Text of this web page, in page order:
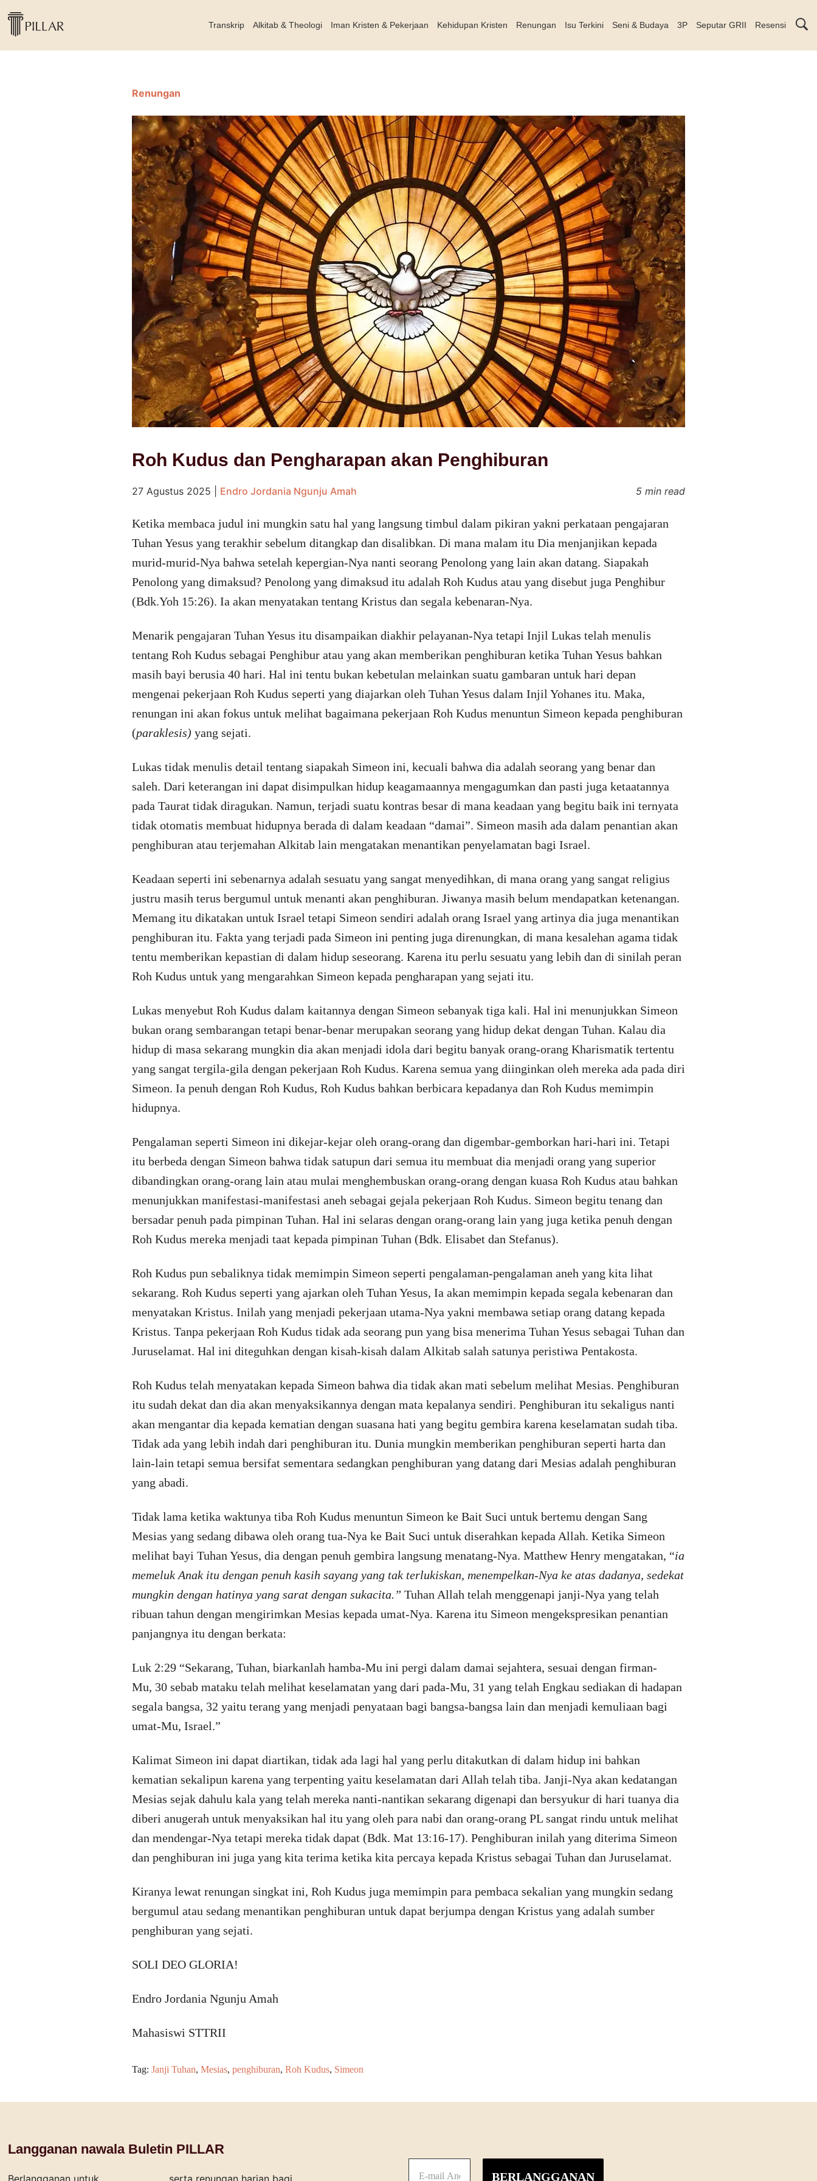
Transkrip Alkitab & Theologi Iman Kristen & Pekerjaan Kehidupan Kristen Renungan Isu Terkini Seni & Budaya 3P Seputar GRII Resensi
Renungan
Roh Kudus dan Pengharapan akan Penghiburan
27 Agustus 2025 Endro Jordania Ngunju Amah 5 min read
Ketika membaca judul ini mungkin satu hal yang langsung timbul dalam pikiran yakni perkataan pengajaran
Tuhan Yesus yang terakhir sebelum ditangkap dan disalibkan. Di mana malam itu Dia menjanjikan kepada
murid-murid-Nya bahwa setelah kepergian-Nya nanti seorang Penolong yang lain akan datang. Siapakah
Penolong yang dimaksud? Penolong yang dimaksud itu adalah Roh Kudus atau yang disebut juga Penghibur
(Bdk.Yoh 15:26). Ia akan menyatakan tentang Kristus dan segala kebenaran-Nya.
Menarik pengajaran Tuhan Yesus itu disampaikan diakhir pelayanan-Nya tetapi Injil Lukas telah menulis
tentang Roh Kudus sebagai Penghibur atau yang akan memberikan penghiburan ketika Tuhan Yesus bahkan
masih bayi berusia 40 hari. Hal ini tentu bukan kebetulan melainkan suatu gambaran untuk hari depan
mengenai pekerjaan Roh Kudus seperti yang diajarkan oleh Tuhan Yesus dalam Injil Yohanes itu. Maka,
renungan ini akan fokus untuk melihat bagaimana pekerjaan Roh Kudus menuntun Simeon kepada penghiburan
(paraklesis) yang sejati.
Lukas tidak menulis detail tentang siapakah Simeon ini, kecuali bahwa dia adalah seorang yang benar dan
saleh. Dari keterangan ini dapat disimpulkan hidup keagamaannya mengagumkan dan pasti juga ketaatannya
pada Taurat tidak diragukan. Namun, terjadi suatu kontras besar di mana keadaan yang begitu baik ini ternyata
tidak otomatis membuat hidupnya berada di dalam keadaan “damai”. Simeon masih ada dalam penantian akan
penghiburan atau terjemahan Alkitab lain mengatakan menantikan penyelamatan bagi Israel.
Keadaan seperti ini sebenarnya adalah sesuatu yang sangat menyedihkan, di mana orang yang sangat religius
justru masih terus bergumul untuk menanti akan penghiburan. Jiwanya masih belum mendapatkan ketenangan.
Memang itu dikatakan untuk Israel tetapi Simeon sendiri adalah orang Israel yang artinya dia juga menantikan
penghiburan itu. Fakta yang terjadi pada Simeon ini penting juga direnungkan, di mana kesalehan agama tidak
tentu memberikan kepastian di dalam hidup seseorang. Karena itu perlu sesuatu yang lebih dan di sinilah peran
Roh Kudus untuk yang mengarahkan Simeon kepada pengharapan yang sejati itu.
Lukas menyebut Roh Kudus dalam kaitannya dengan Simeon sebanyak tiga kali. Hal ini menunjukkan Simeon
bukan orang sembarangan tetapi benar-benar merupakan seorang yang hidup dekat dengan Tuhan. Kalau dia
hidup di masa sekarang mungkin dia akan menjadi idola dari begitu banyak orang-orang Kharismatik tertentu
yang sangat tergila-gila dengan pekerjaan Roh Kudus. Karena semua yang diinginkan oleh mereka ada pada diri
Simeon. Ia penuh dengan Roh Kudus, Roh Kudus bahkan berbicara kepadanya dan Roh Kudus memimpin
hidupnya.
Pengalaman seperti Simeon ini dikejar-kejar oleh orang-orang dan digembar-gemborkan hari-hari ini. Tetapi
itu berbeda dengan Simeon bahwa tidak satupun dari semua itu membuat dia menjadi orang yang superior
dibandingkan orang-orang lain atau mulai menghembuskan orang-orang dengan kuasa Roh Kudus atau bahkan
menunjukkan manifestasi-manifestasi aneh sebagai gejala pekerjaan Roh Kudus. Simeon begitu tenang dan
bersadar penuh pada pimpinan Tuhan. Hal ini selaras dengan orang-orang lain yang juga ketika penuh dengan
Roh Kudus mereka menjadi taat kepada pimpinan Tuhan (Bdk. Elisabet dan Stefanus).
Roh Kudus pun sebaliknya tidak memimpin Simeon seperti pengalaman-pengalaman aneh yang kita lihat
sekarang. Roh Kudus seperti yang ajarkan oleh Tuhan Yesus, Ia akan memimpin kepada segala kebenaran dan
menyatakan Kristus. Inilah yang menjadi pekerjaan utama-Nya yakni membawa setiap orang datang kepada
Kristus. Tanpa pekerjaan Roh Kudus tidak ada seorang pun yang bisa menerima Tuhan Yesus sebagai Tuhan dan
Juruselamat. Hal ini diteguhkan dengan kisah-kisah dalam Alkitab salah satunya peristiwa Pentakosta.
Roh Kudus telah menyatakan kepada Simeon bahwa dia tidak akan mati sebelum melihat Mesias. Penghiburan
itu sudah dekat dan dia akan menyaksikannya dengan mata kepalanya sendiri. Penghiburan itu sekaligus nanti
akan mengantar dia kepada kematian dengan suasana hati yang begitu gembira karena keselamatan sudah tiba.
Tidak ada yang lebih indah dari penghiburan itu. Dunia mungkin memberikan penghiburan seperti harta dan
lain-lain tetapi semua bersifat sementara sedangkan penghiburan yang datang dari Mesias adalah penghiburan
yang abadi.
Tidak lama ketika waktunya tiba Roh Kudus menuntun Simeon ke Bait Suci untuk bertemu dengan Sang
Mesias yang sedang dibawa oleh orang tua-Nya ke Bait Suci untuk diserahkan kepada Allah. Ketika Simeon
melihat bayi Tuhan Yesus, dia dengan penuh gembira langsung menatang-Nya. Matthew Henry mengatakan, “ia
memeluk Anak itu dengan penuh kasih sayang yang tak terlukiskan, menempelkan-Nya ke atas dadanya, sedekat
mungkin dengan hatinya yang sarat dengan sukacita.” Tuhan Allah telah menggenapi janji-Nya yang telah
ribuan tahun dengan mengirimkan Mesias kepada umat-Nya. Karena itu Simeon mengekspresikan penantian
panjangnya itu dengan berkata:
Luk 2:29 “Sekarang, Tuhan, biarkanlah hamba-Mu ini pergi dalam damai sejahtera, sesuai dengan firman-
Mu, 30 sebab mataku telah melihat keselamatan yang dari pada-Mu, 31 yang telah Engkau sediakan di hadapan
segala bangsa, 32 yaitu terang yang menjadi penyataan bagi bangsa-bangsa lain dan menjadi kemuliaan bagi
umat-Mu, Israel.”
Kalimat Simeon ini dapat diartikan, tidak ada lagi hal yang perlu ditakutkan di dalam hidup ini bahkan
kematian sekalipun karena yang terpenting yaitu keselamatan dari Allah telah tiba. Janji-Nya akan kedatangan
Mesias sejak dahulu kala yang telah mereka nanti-nantikan sekarang digenapi dan bersyukur di hari tuanya dia
diberi anugerah untuk menyaksikan hal itu yang oleh para nabi dan orang-orang PL sangat rindu untuk melihat
dan mendengar-Nya tetapi mereka tidak dapat (Bdk. Mat 13:16-17). Penghiburan inilah yang diterima Simeon
dan penghiburan ini juga yang kita terima ketika kita percaya kepada Kristus sebagai Tuhan dan Juruselamat.
Kiranya lewat renungan singkat ini, Roh Kudus juga memimpin para pembaca sekalian yang mungkin sedang
bergumul atau sedang menantikan penghiburan untuk dapat berjumpa dengan Kristus yang adalah sumber
penghiburan yang sejati.
SOLI DEO GLORIA!
Endro Jordania Ngunju Amah
Mahasiswi STTRII
Tag: Janji Tuhan, Mesias, penghiburan, Roh Kudus, Simeon
Langganan nawala Buletin PILLAR
Berlangganan untuk
serta renungan harian bagi